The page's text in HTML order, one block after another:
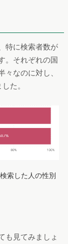
特に検索者数が
。それぞれの国
なのに対し、
た。
索した人の性別
も見てみましょ